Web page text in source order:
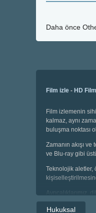
Daha önce
Film izle - HD
Film izlemenin
kalmaz, aynı
buluşma noktası
Zamanın akışı
ve Blu-ray gibi
Teknolojik aletler,
seçebiliyor, geniş
sahibiz.
Hukuksal